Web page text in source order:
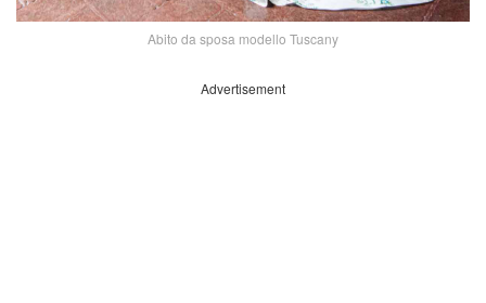
Abito da sposa modello Tuscany
Advertisement